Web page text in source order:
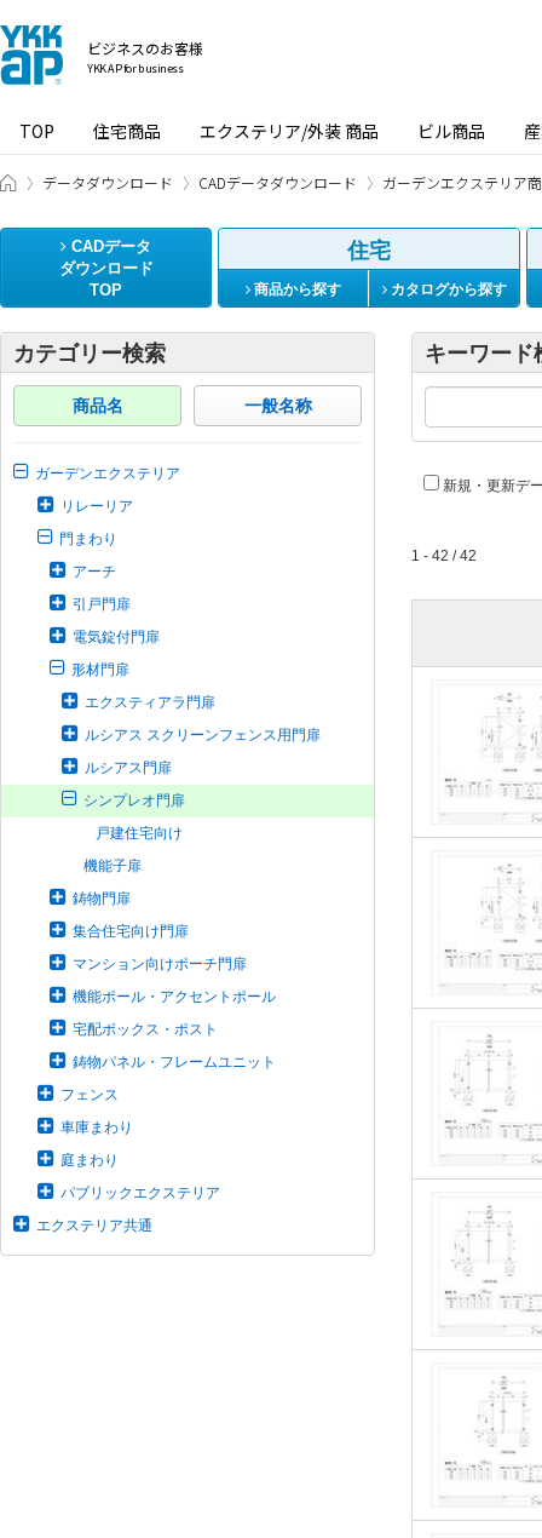
ビジネスのお客様
YKK AP for business
TOP 住宅商品 エクステリア/外装 商品 ビル商品
ビジネスのお客様 HOME
データダウンロード CADデータダウンロード ガーデンエクステリア
CADデータ
ダウンロード
TOP
住宅
商品から探す カタログから探す
カテゴリー検索
商品名 一般名称
ガーデンエクステリア
リレーリア
門まわり
アーチ
引戸門扉
電気錠付門扉
形材門扉
エクスティアラ門扉
ルシアス スクリーンフェンス用門扉
ルシアス門扉
シンプレオ門扉
戸建住宅向け
機能子扉
鋳物門扉
集合住宅向け門扉
マンション向けポーチ門扉
機能ポール・アクセントポール
宅配ボックス・ポスト
鋳物パネル・フレームユニット
フェンス
車庫まわり
庭まわり
パブリックエクステリア
エクステリア共通
キーワード
新規・更新デ
1 - 42 / 42